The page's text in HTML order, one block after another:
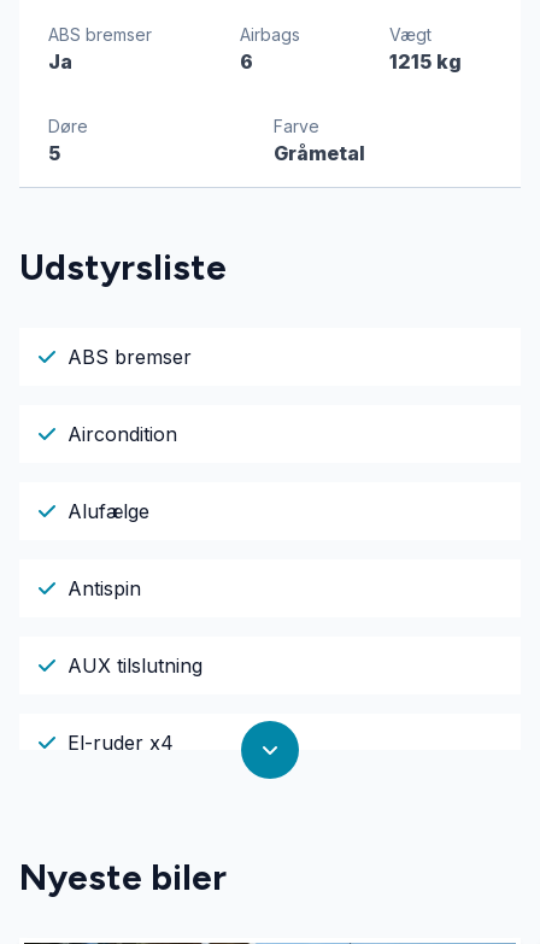
ABS bremser
Ja
Airbags
6
Vægt
1215 kg
Døre
5
Farve
Gråmetal
Udstyrsliste
ABS bremser
Aircondition
Alufælge
Antispin
AUX tilslutning
El-ruder x4
El-spejle med varme
Nyeste biler